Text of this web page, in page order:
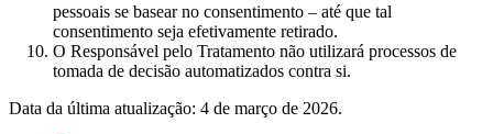
pessoais se basear no consentimento – até que tal
consentimento seja efetivamente retirado.
O Responsável pelo Tratamento não utilizará processos de
tomada de decisão automatizados contra si.
Data da última atualização: 4 de março de 2026.